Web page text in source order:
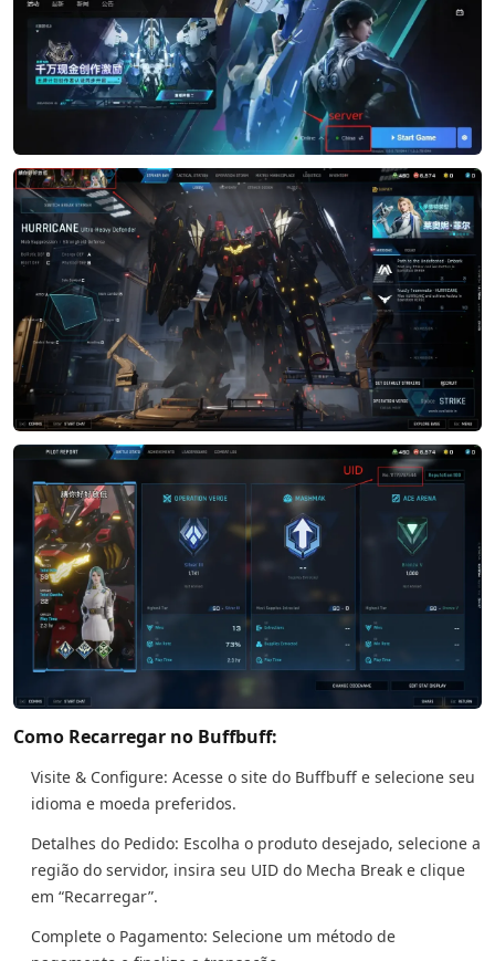
Como Recarregar no Buffbuff:
Visite & Configure: Acesse o site do Buffbuff e selecione seu
idioma e moeda preferidos.
Detalhes do Pedido: Escolha o produto desejado, selecione a
região do servidor, insira seu UID do Mecha Break e clique
em “Recarregar”.
Complete o Pagamento: Selecione um método de